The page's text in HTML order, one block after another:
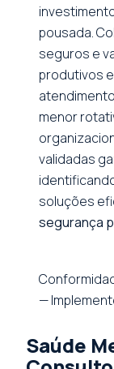
pousada.
seguros e
produtivos
menor
validadas
soluções
segurança
—
Saúde